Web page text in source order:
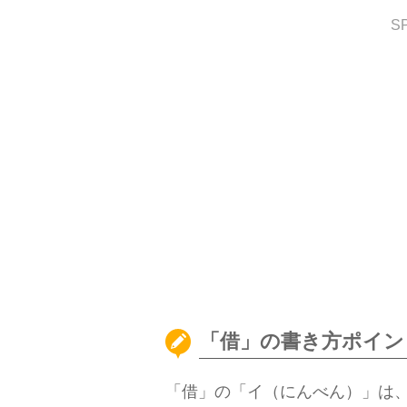
「借」の書き方ポイ
「借」の「イ（にんべん）」